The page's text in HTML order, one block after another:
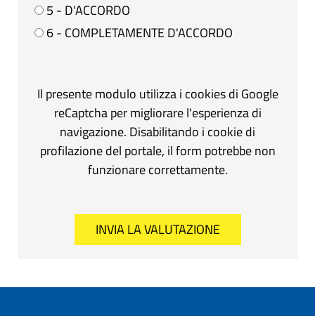
5 - D'ACCORDO
6 - COMPLETAMENTE D'ACCORDO
Il presente modulo utilizza i cookies di Google
reCaptcha per migliorare l'esperienza di
navigazione. Disabilitando i cookie di
profilazione del portale, il form potrebbe non
funzionare correttamente.